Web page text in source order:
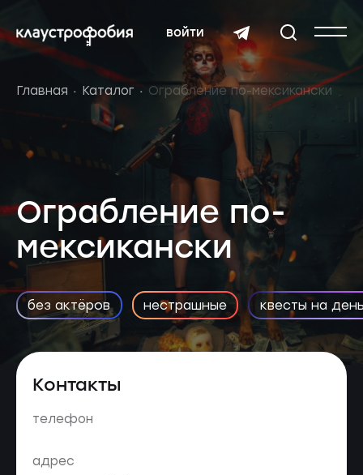
войти
Главная Каталог Ограбление по-мексикански
Ограбление по-
мексикански
без актёров нестрашные квесты на
Контакты
телефон
адрес